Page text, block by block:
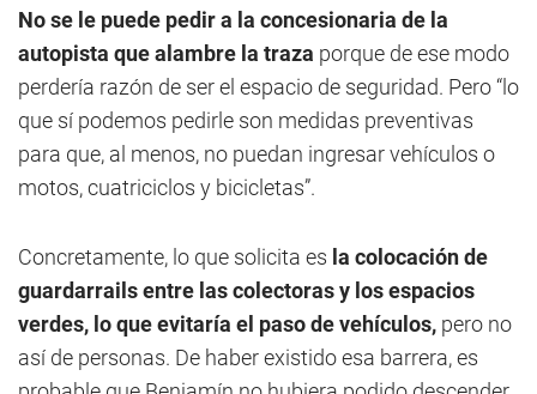
No se le puede pedir a la concesionaria de la
autopista que alambre la traza porque de ese modo
perdería razón de ser el espacio de seguridad. Pero “lo
que sí podemos pedirle son medidas preventivas
para que, al menos, no puedan ingresar vehículos o
motos, cuatriciclos y bicicletas”.
Concretamente, lo que solicita es la colocación de
guardarrails entre las colectoras y los espacios
verdes, lo que evitaría el paso de vehículos, pero no
así de personas. De haber existido esa barrera, es